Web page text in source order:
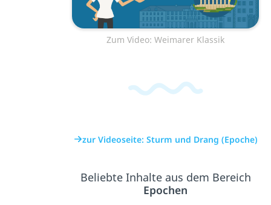
Zum Video: Weimarer Klassik
zur Videoseite: Sturm und Drang (Epoche)
Beliebte Inhalte aus dem Bereich
Epochen